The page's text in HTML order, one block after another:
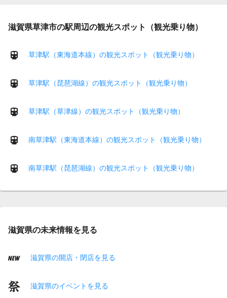
滋賀県草津市の駅周辺の観光スポット（観光乗り物）
草津駅（東海道本線）の観光スポット（観光乗り物）
草津駅（琵琶湖線）の観光スポット（観光乗り物）
草津駅（草津線）の観光スポット（観光乗り物）
南草津駅（東海道本線）の観光スポット（観光乗り物）
南草津駅（琵琶湖線）の観光スポット（観光乗り物）
滋賀県の未来情報を見る
滋賀県の開店・閉店を見る
滋賀県のイベントを見る